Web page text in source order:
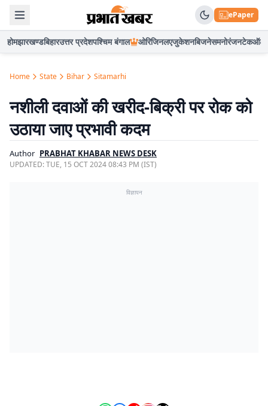
ePaper
होमझारखण्डबिहारउत्तर प्रदेशपश्चिम बंगाल ओरिजिनलएजुकेशनबिजनेसमनोरंजनटेकऑटो
Home State Bihar Sitamarhi
नशीली दवाओं की खरीद-बिक्री पर रोक को
उठाया जाए प्रभावी कदम
Author PRABHAT KHABAR NEWS DESK
UPDATED:TUE, 15 OCT 2024 08:43 PM (IST)
विज्ञापन